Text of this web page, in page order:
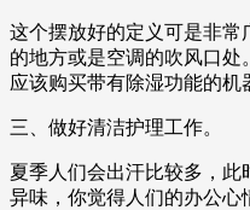
这个摆放好的定义可是非
的地方或是空调的吹风口
应该购买带有除湿功能的机
三、做好清洁护理工作。
夏季人们会出汗比较多，
异味，你觉得人们的办公心